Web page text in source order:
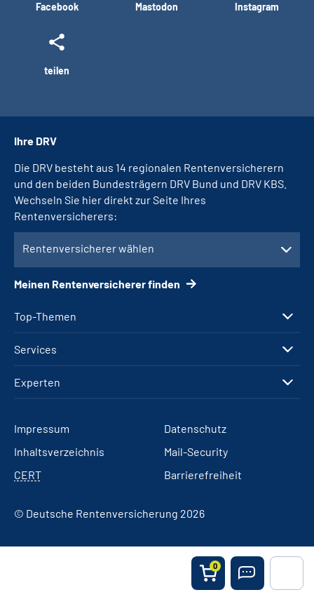
0
Facebook Mastodon Instagram
teilen
Top-Themen
Services
Experten
Ihre DRV
Die DRV besteht aus 14 regionalen Rentenversicherern
und den beiden Bundesträgern DRV Bund und DRV KBS.
Wechseln Sie hier direkt zur Seite Ihres
Rentenversicherers:
Rentenversicherer wählen
Meinen Rentenversicherer finden
Impressum
Datenschutz
Inhaltsverzeichnis
Mail-Security
CERT
Barrierefreiheit
© Deutsche Rentenversicherung 2026